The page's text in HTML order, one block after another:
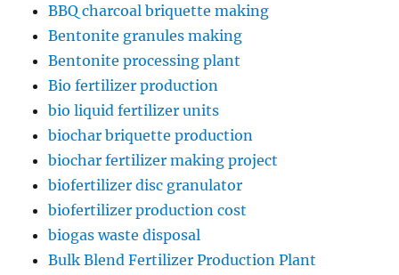
BBQ charcoal briquette making
Bentonite granules making
Bentonite processing plant
Bio fertilizer production
bio liquid fertilizer units
biochar briquette production
biochar fertilizer making project
biofertilizer disc granulator
biofertilizer production cost
biogas waste disposal
Bulk Blend Fertilizer Production Plant